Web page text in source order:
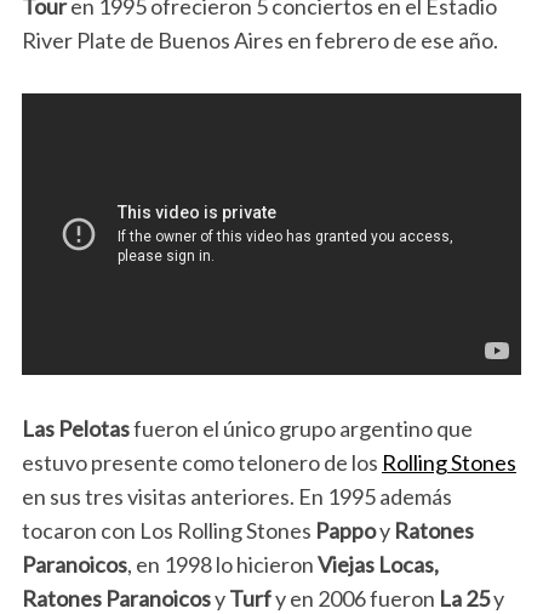
Touren 1995 ofrecieron 5 conciertos en el Estadio
River Plate de Buenos Aires en febrero de ese año.
Las Pelotasfueron el único grupo argentino que
estuvo presente como telonero de los Rolling Stones
en sus tres visitas anteriores. En 1995 además
tocaron con Los Rolling Stones Pappoy Ratones
Paranoicos, en 1998 lo hicieronViejas Locas,
Ratones ParanoicosyTurfy en 2006 fueron La 25y